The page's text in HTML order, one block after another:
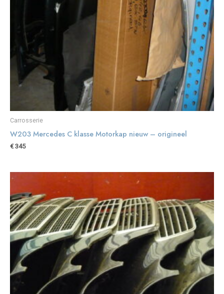
Carrosserie
W203 Mercedes C klasse Motorkap nieuw – origineel
€345